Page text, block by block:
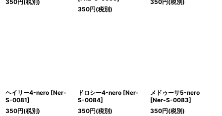
350円(税別)
350円(税別)
350円(税別)
ヘイリー4-nero [Ner-
S-0081]
350円(税別)
ドロシー4-nero [Ner-
S-0084]
350円(税別)
メドゥーサ5-nero
[Ner-S-0083]
350円(税別)